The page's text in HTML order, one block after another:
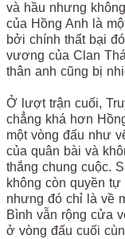
và hầu nhưng
của Hồng Anh là
bởi chính thất bại
vương của Clan
thân anh cũng bị
Ở lượt trận cuối,
chẳng khá hơn
một vòng đấu như
của quân bài và
thắng chung cuộc.
không còn quyền
nhưng đó chỉ là về
Bình vẫn rộng cửa
ở vòng đấu cuối